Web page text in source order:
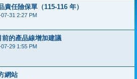
任險保單（115-116 年）
31 2:27 PM
的產品線增加建議
29 1:55 PM
網站